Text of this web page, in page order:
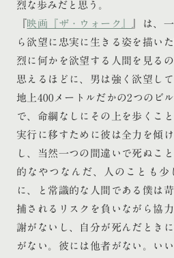
烈な歩みだと思う。
映画『ザ・ウォーク』
』は、
ら欲望に忠実に生きる姿を描い
烈に何かを欲望する人間を見る
思えるほどに、男は強く欲望し
地上400メートルだかの2つのビ
で、命綱なしにその上を歩くこ
実行に移すために彼は全力を傾
し、当然一つの間違いで死ぬこ
的なやつなんだ、人のことも少
に、と常識的な人間である僕は
捕されるリスクを負いながら協
謝がないし、自分が死んだとき
がない。彼には他者がない。い